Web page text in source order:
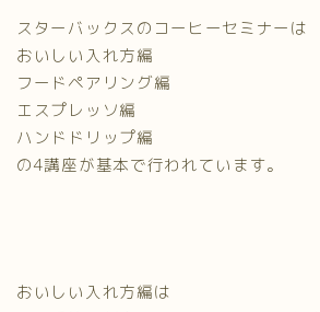
スターバックスのコーヒーセミナーは
おいしい入れ方編
フードペアリング編
エスプレッソ編
ハンドドリップ編
の4講座が基本で行われています。
おいしい入れ方編は